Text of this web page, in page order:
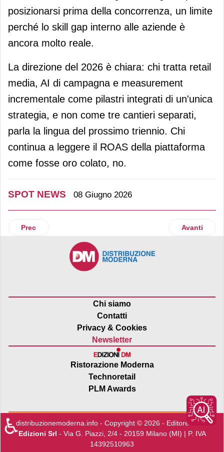
posizionarsi prima della concorrenza, un limite
perché lo skill gap interno alle aziende è
ancora molto reale.
La direzione del 2026 è chiara: chi tratta retail
media, AI di campagna e measurement
incrementale come pilastri integrati di un'unica
strategia, e non come tre cantieri separati,
parla la lingua del prossimo triennio. Chi
continua a leggere il ROAS della piattaforma
come fosse oro colato, no.
SPOT NEWS 08 Giugno 2026
Articolo precedente: Logistica integrata nella Gdo: il ruolo
Prec Articolo
Avanti
Chi siamo
Contatti
Privacy & Cookies
Newsletter
Ristorazione Moderna
Technoretail
PLM Awards
distribuzionemoderna.info - Copyright © 2026 - Editore:Edra
Edizioni Srl - Via G. Piazzi, 2/4 - 20159 Milano (MI) | P. IVA
14392510963